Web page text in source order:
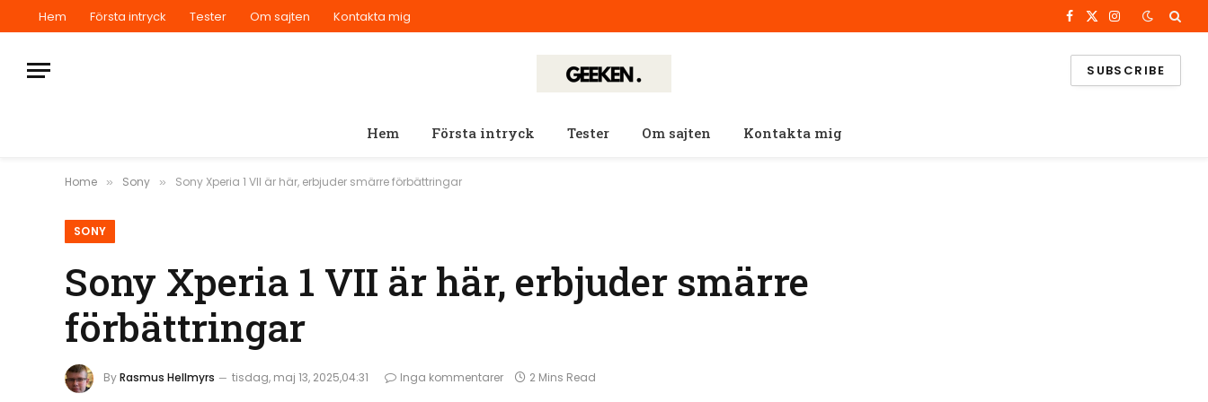
Hem Första intryck Tester Om sajten Kontakta mig Facebook
X
Instagram
SUBSCRIBE
Hem Första intryck Tester Om sajten Kontakta mig
Home » Sony » Sony Xperia 1 VII är här, erbjuder smärre förbättringar
SONY
Sony Xperia 1 VII är här, erbjuder smärre
förbättringar
ByRasmus Hellmyrs tisdag, maj 13, 2025,04:31 Inga kommentarer 2 Mins Read